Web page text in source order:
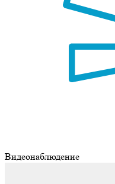
Видеонаблюдение